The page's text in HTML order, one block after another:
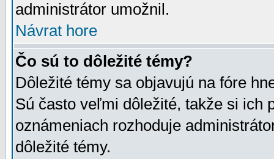
administrátor umožnil.
Návrat hore
Čo sú to dôležité témy?
Dôležité témy sa objavujú na fóre
Sú často veľmi dôležité, takže si ich
oznámeniach rozhoduje
dôležité témy.